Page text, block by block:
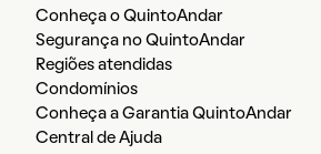
Conheça o QuintoAndar
Segurança no QuintoAndar
Regiões atendidas
Condomínios
Conheça a Garantia QuintoAndar
Central de Ajuda